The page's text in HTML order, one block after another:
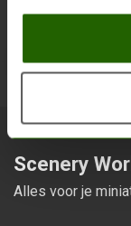
Blijf op
Scenery
Alles voor je